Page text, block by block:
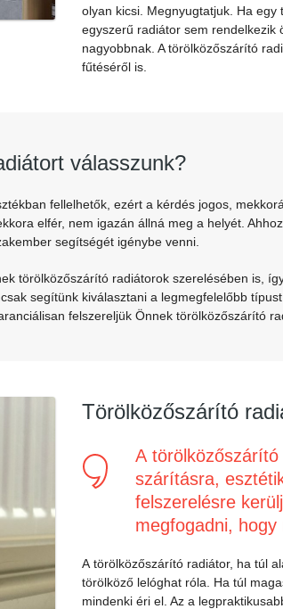
olyan kicsi. Megnyugtatjuk. Ha
egyszerű radiátor sem rendelkezik
nagyobbnak. A törölközőszárító
fűtéséről is.
válasszunk?
fellelhetők, ezért a kérdés jogos,
elfér, nem igazán állná meg a helyét.
segítségét igénybe venni.
törölközőszárító radiátorok szerelésében is,
segítünk kiválasztani a legmegfelelőbb
felszereljük Önnek törölközőszárító
Törölközőszárító
A
szárításra,
felszerelésre
megfogadni,
A törölközőszárító radiátor, ha túl
törölköző lelóghat róla. Ha túl
mindenki éri el. Az a